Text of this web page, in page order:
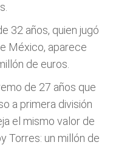
32 años, quien jugó
México, aparece
de euros.
de 27 años que
a primera división
el mismo valor de
Torres: un millón de